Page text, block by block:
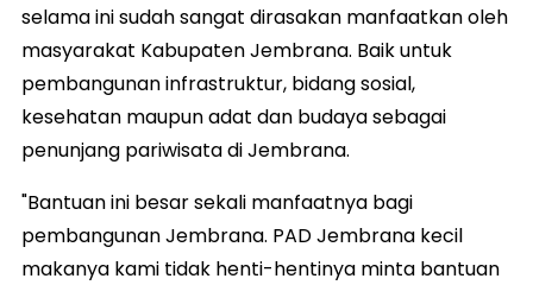
selama ini sudah sangat dirasakan manfaatkan oleh
masyarakat Kabupaten Jembrana. Baik untuk
pembangunan infrastruktur, bidang sosial,
kesehatan maupun adat dan budaya sebagai
penunjang pariwisata di Jembrana.
"Bantuan ini besar sekali manfaatnya bagi
pembangunan Jembrana. PAD Jembrana kecil
makanya kami tidak henti-hentinya minta bantuan